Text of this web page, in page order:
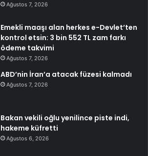
Ağustos 7, 2026
Emekli maaşı alan herkes e-Devlet’ten
kontrol etsin: 3 bin 552 TL zam farkı
ödeme takvimi
Ağustos 7, 2026
ABD’nin İran’a atacak füzesi kalmadı
Ağustos 7, 2026
Bakan vekili oğlu yenilince piste indi,
hakeme küfretti
Ağustos 6, 2026